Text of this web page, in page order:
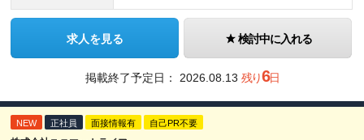
求人を見る 検討中に入れる
掲載終了予定日： 2026.08.13 残り6日
NEW 正社員 面接情報有 自己PR不要